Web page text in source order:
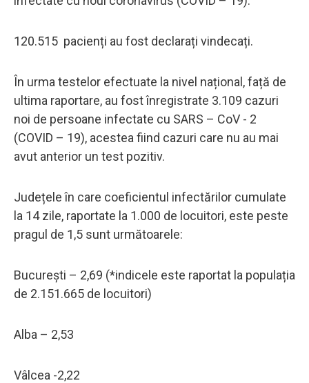
120.515 pacienți au fost declarați vindecați.
În urma testelor efectuate la nivel național, față de
ultima raportare, au fost înregistrate 3.109 cazuri
noi de persoane infectate cu SARS – CoV - 2
(COVID – 19), acestea fiind cazuri care nu au mai
avut anterior un test pozitiv.
Județele în care coeficientul infectărilor cumulate
la 14 zile, raportate la 1.000 de locuitori, este peste
pragul de 1,5 sunt următoarele:
București – 2,69 (*indicele este raportat la populația
de 2.151.665 de locuitori)
Alba – 2,53
Vâlcea -2,22